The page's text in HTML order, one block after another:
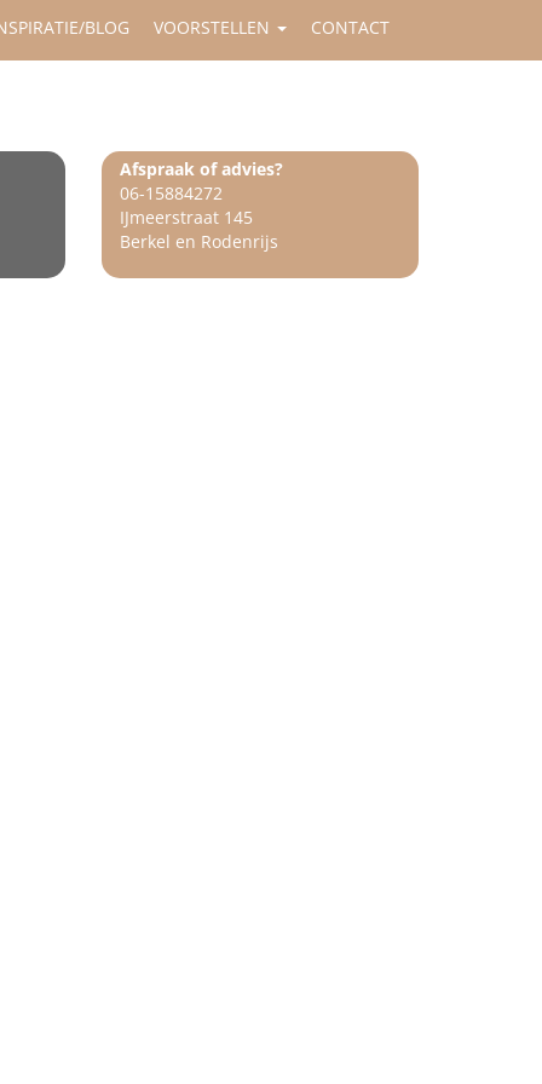
BLOG VOORSTELLEN CONTACT
Afspraak of advies?
06-15884272
IJmeerstraat 145
Berkel en Rodenrijs